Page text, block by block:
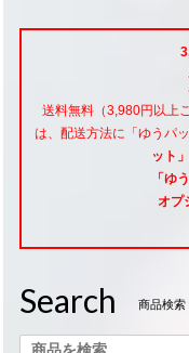
送料無料（3,980円以上
は、配送方法に「ゆうパ
ット
「ゆ
オプ
Search 商品検索